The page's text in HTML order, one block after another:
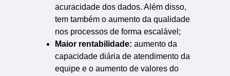
acuracidade dos dados. Além disso,
tem também o aumento da qualidade
nos processos de forma escalável;
Maior rentabilidade: aumento da
capacidade diária de atendimento da
equipe e o aumento de valores do